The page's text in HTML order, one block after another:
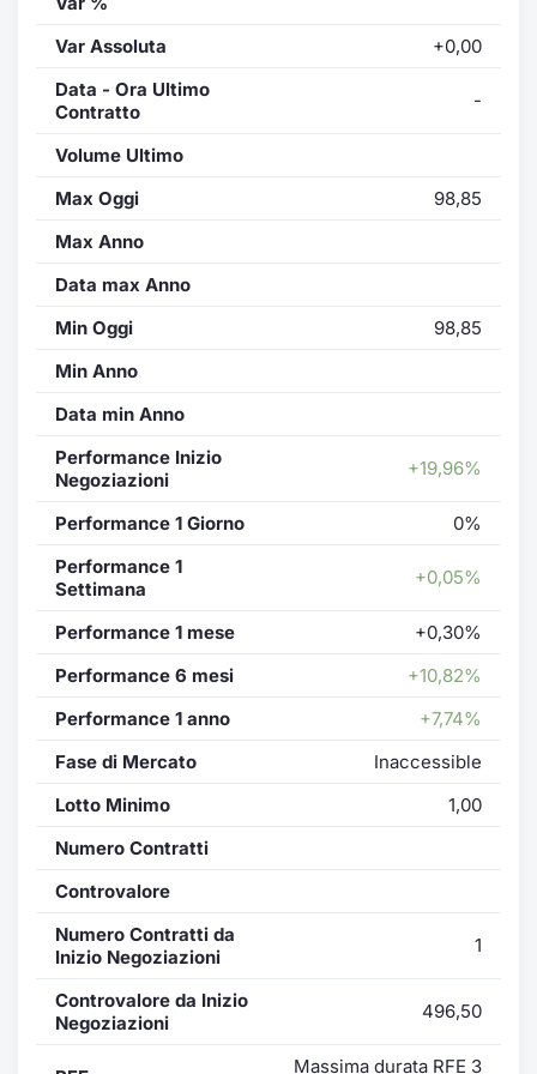
Var Assoluta
+0,00
Data - Ora Ultimo
Contratto
-
Volume Ultimo
Max Oggi
98,85
Max Anno
Data max Anno
Min Oggi
98,85
Min Anno
Data min Anno
Performance Inizio
Negoziazioni
+19,96%
Performance 1 Giorno
0%
Performance 1
Settimana
+0,05%
Performance 1 mese
+0,30%
Performance 6 mesi
+10,82%
Performance 1 anno
+7,74%
Fase di Mercato
Inaccessible
Lotto Minimo
1,00
Numero Contratti
Controvalore
Numero Contratti da
Inizio Negoziazioni
1
Controvalore da Inizio
Negoziazioni
496,50
Massima durata RFE 3